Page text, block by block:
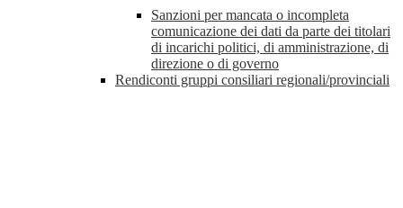
Sanzioni per mancata o incompleta
comunicazione dei dati da parte dei titolari
di incarichi politici, di amministrazione, di
direzione o di governo
Rendiconti gruppi consiliari regionali/provinciali